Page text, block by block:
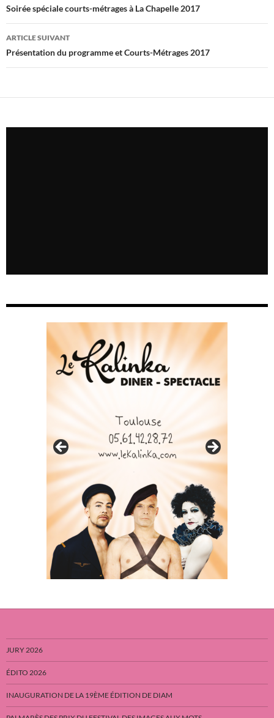
des
articles
Soirée spéciale courts-métrages à La Chapelle 2017
ARTICLE SUIVANT
Présentation du programme et Courts-Métrages 2017
JURY 2026
ÉDITO 2026
INAUGURATION DE LA 19ÈME ÉDITION DE DIAM